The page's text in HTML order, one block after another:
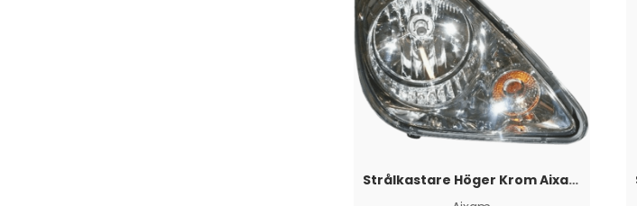
Strålkastare Höger Krom Aixam 2008-2013